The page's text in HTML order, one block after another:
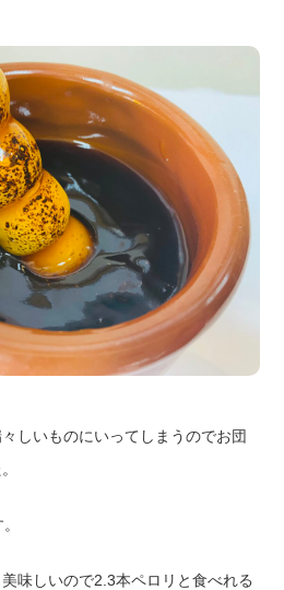
しいものにいってしまうのでお団
味しいので2.3本ペロリと食べれる